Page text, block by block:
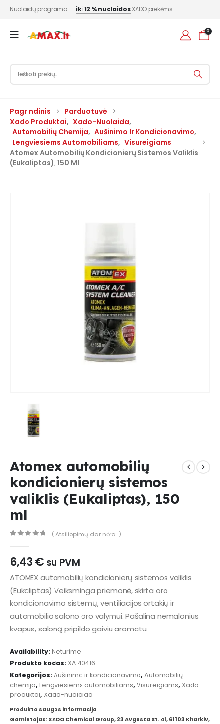
Nuolaidų programa — iki 12 % nuolaidosXADO prekėms
0
Pagrindinis
Parduotuvė
Xado Produktai, Xado-Nuolaida,
Automobilių Chemija, Aušinimo Ir Kondicionavimo,
Lengviesiems Automobiliams, Visureigiams
Atomex Automobilių Kondicionierų Sistemos Valiklis
(Eukaliptas), 150 Ml
Atomex automobilių
kondicionierų sistemos
valiklis (Eukaliptas), 150
ml
( Atsiliepimų dar nėra. )
6,43€ su PVM
ATOMEX automobilių kondicionierų sistemos valiklis
(Eukaliptas) Veiksminga priemonė, skirta oro
kondicionavimo sistemų, ventiliacijos ortakių ir
automobilio salono oro valymui. Pašalina nemalonius
kvapus, saloną pripildo gaiviu aromatu.
Availability: Neturime
Produkto kodas: XA 40416
Kategorijos: Aušinimo ir kondicionavimo, Automobilių
chemija, Lengviesiems automobiliams, Visureigiams, Xado
produktai, Xado-nuolaida
Produkto saugos informacija
Gamintojas: XADO Chemical Group, 23 Avgusta St. 41, 61103 Kharkiv,